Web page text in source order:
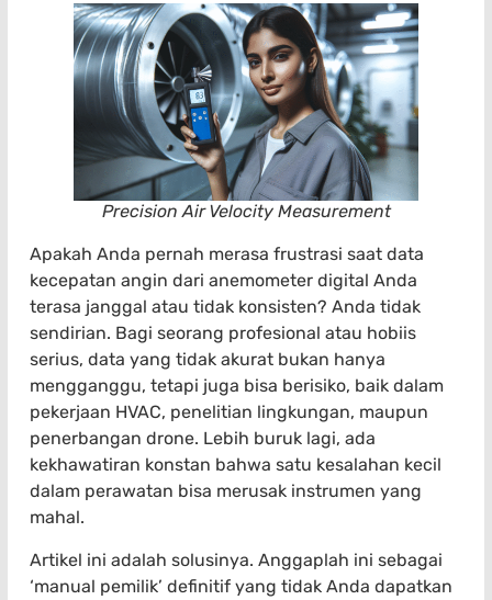
Precision Air Velocity Measurement
Apakah Anda pernah merasa frustrasi saat data
kecepatan angin dari anemometer digital Anda
terasa janggal atau tidak konsisten? Anda tidak
sendirian. Bagi seorang profesional atau hobiis
serius, data yang tidak akurat bukan hanya
mengganggu, tetapi juga bisa berisiko, baik dalam
pekerjaan HVAC, penelitian lingkungan, maupun
penerbangan drone. Lebih buruk lagi, ada
kekhawatiran konstan bahwa satu kesalahan kecil
dalam perawatan bisa merusak instrumen yang
mahal.
Artikel ini adalah solusinya. Anggaplah ini sebagai
‘manual pemilik’ definitif yang tidak Anda dapatkan